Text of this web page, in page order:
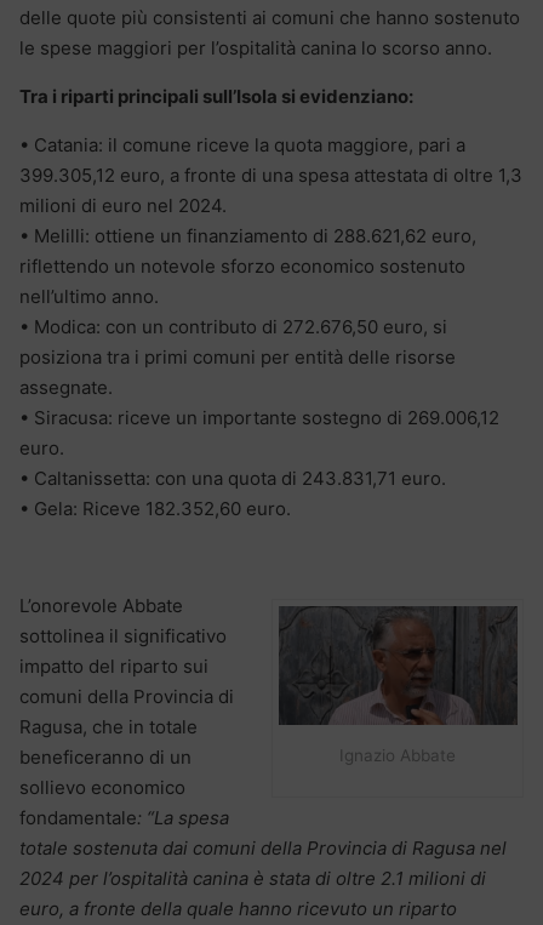
delle quote più consistenti ai comuni che hanno sostenuto
le spese maggiori per l’ospitalità canina lo scorso anno.
Tra i riparti principali sull’Isola si evidenziano:
• Catania: il comune riceve la quota maggiore, pari a
399.305,12 euro, a fronte di una spesa attestata di oltre 1,3
milioni di euro nel 2024.
• Melilli: ottiene un finanziamento di 288.621,62 euro,
riflettendo un notevole sforzo economico sostenuto
nell’ultimo anno.
• Modica: con un contributo di 272.676,50 euro, si
posiziona tra i primi comuni per entità delle risorse
assegnate.
• Siracusa: riceve un importante sostegno di 269.006,12
euro.
• Caltanissetta: con una quota di 243.831,71 euro.
• Gela: Riceve 182.352,60 euro.
Ignazio Abbate
L’onorevole Abbate
sottolinea il significativo
impatto del riparto sui
comuni della Provincia di
Ragusa, che in totale
beneficeranno di un
sollievo economico
fondamentale: “La spesa
totale sostenuta dai comuni della Provincia di Ragusa nel
2024 per l’ospitalità canina è stata di oltre 2.1 milioni di
euro, a fronte della quale hanno ricevuto un riparto